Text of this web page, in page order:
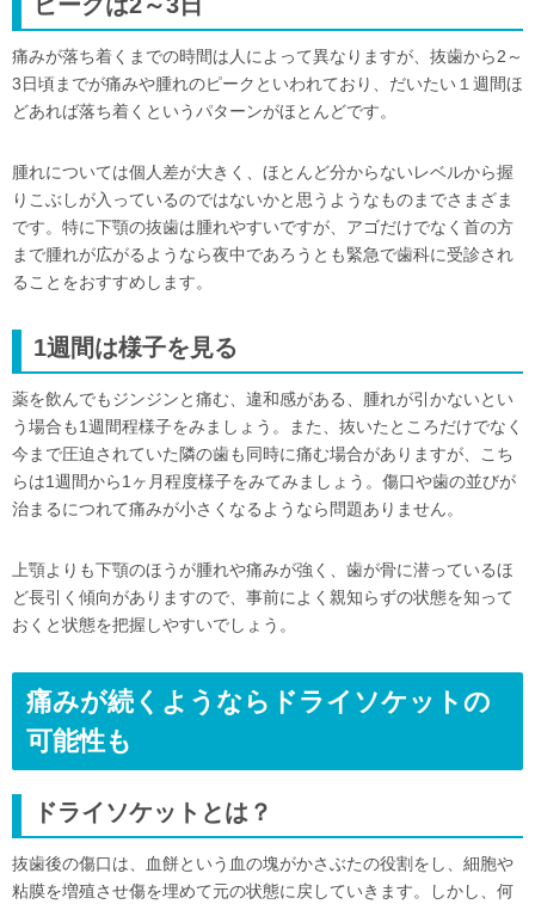
痛みが落ち着くまでの時間は人によって異なりますが、抜歯から2～
3日頃までが痛みや腫れのピークといわれており、だいたい１週間ほ
どあれば落ち着くというパターンがほとんどです。
腫れについては個人差が大きく、ほとんど分からないレベルから握
りこぶしが入っているのではないかと思うようなものまでさまざま
です。特に下顎の抜歯は腫れやすいですが、アゴだけでなく首の方
まで腫れが広がるようなら夜中であろうとも緊急で歯科に受診され
ることをおすすめします。
1週間は様子を見る
薬を飲んでもジンジンと痛む、違和感がある、腫れが引かないとい
う場合も1週間程様子をみましょう。また、抜いたところだけでなく
今まで圧迫されていた隣の歯も同時に痛む場合がありますが、こち
らは1週間から1ヶ月程度様子をみてみましょう。傷口や歯の並びが
治まるにつれて痛みが小さくなるようなら問題ありません。
上顎よりも下顎のほうが腫れや痛みが強く、歯が骨に潜っているほ
ど長引く傾向がありますので、事前によく親知らずの状態を知って
おくと状態を把握しやすいでしょう。
痛みが続くようならドライソケットの
可能性も
ドライソケットとは？
抜歯後の傷口は、血餅という血の塊がかさぶたの役割をし、細胞や
粘膜を増殖させ傷を埋めて元の状態に戻していきます。しかし、何